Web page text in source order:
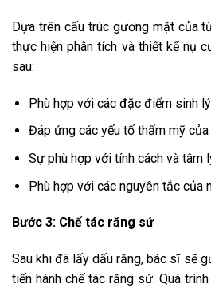
Dựa trên cấu trúc gương mặt của
thực hiện phân tích và thiết kế nụ
sau:
Phù hợp với các đặc điểm sinh
Đáp ứng các yếu tố thẩm mỹ của
Sự phù hợp với tính cách và tâm
Phù hợp với các nguyên tắc của
Bước 3: Chế tác răng sứ
Sau khi đã lấy dấu răng, bác sĩ sẽ
tiến hành chế tác răng sứ. Quá